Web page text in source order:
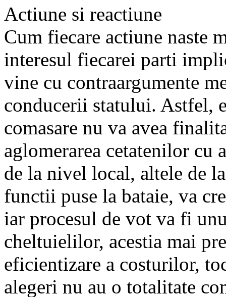
Actiune si reactiune
Cum fiecare actiune naste
interesul fiecarei parti
vine cu contraargumente
conducerii statului. Astfel,
comasare nu va avea
aglomerarea cetatenilor
de la nivel local, altele de
functii puse la bataie, va
iar procesul de vot va fi
cheltuielilor, acestia mai
eficientizare a costurilor,
alegeri nu au o totalitate